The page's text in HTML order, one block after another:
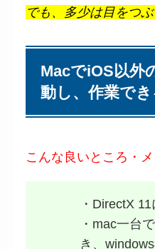
でも、多少は目をつ
MacでiOS以外
動し、作業で
こんな良いところ・
・DirectX
・mac一台
き、